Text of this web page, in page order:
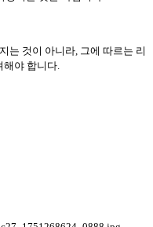
는 것이 아니라, 그에 따르는 리
야 합니다.